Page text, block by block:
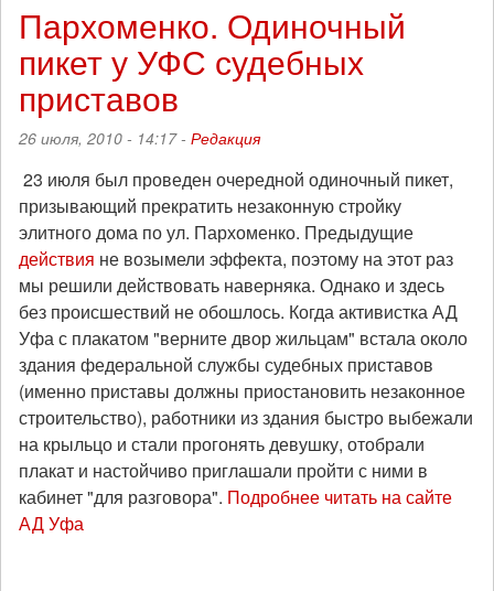
свободы
Пархоменко. Одиночный
пикет у УФС судебных
приставов
26 июля, 2010 - 14:17 - Редакция
23 июля был проведен очередной одиночный пикет,
призывающий прекратить незаконную стройку
элитного дома по ул. Пархоменко. Предыдущие
действия не возымели эффекта, поэтому на этот раз
мы решили действовать наверняка. Однако и здесь
без происшествий не обошлось. Когда активистка АД
Уфа с плакатом "верните двор жильцам" встала около
здания федеральной службы судебных приставов
(именно приставы должны приостановить незаконное
строительство), работники из здания быстро выбежали
на крыльцо и стали прогонять девушку, отобрали
плакат и настойчиво приглашали пройти с ними в
кабинет "для разговора". Подробнее читать на сайте
АД Уфа